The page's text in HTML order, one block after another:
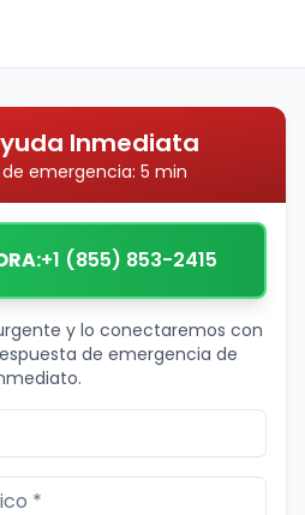
Inmediata
emergencia: 5 min
+1 (855) 853-2415
y lo conectaremos con
de emergencia de